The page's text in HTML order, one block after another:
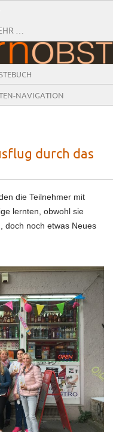
…
NAVIGATION
durch das
die Teilnehmer mit
lernten, obwohl sie
doch noch etwas Neues